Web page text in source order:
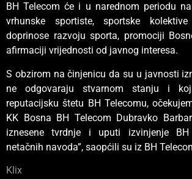
BH Telecom će i u narednom periodu
vrhunske sportiste, sportske
doprinose razvoju sporta, promociji
afirmaciji vrijednosti od javnog interesa.
S obzirom na činjenicu da su u javnosti
ne odgovaraju stvarnom stanju i
reputacijsku štetu BH Telecomu,
KK Bosna BH Telecom Dubravko
iznesene tvrdnje i uputi izvinjenje BH
netačnih navoda”, saopćili su iz BH
Klix